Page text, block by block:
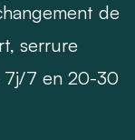
de
serrure
7j/7 en 20-30